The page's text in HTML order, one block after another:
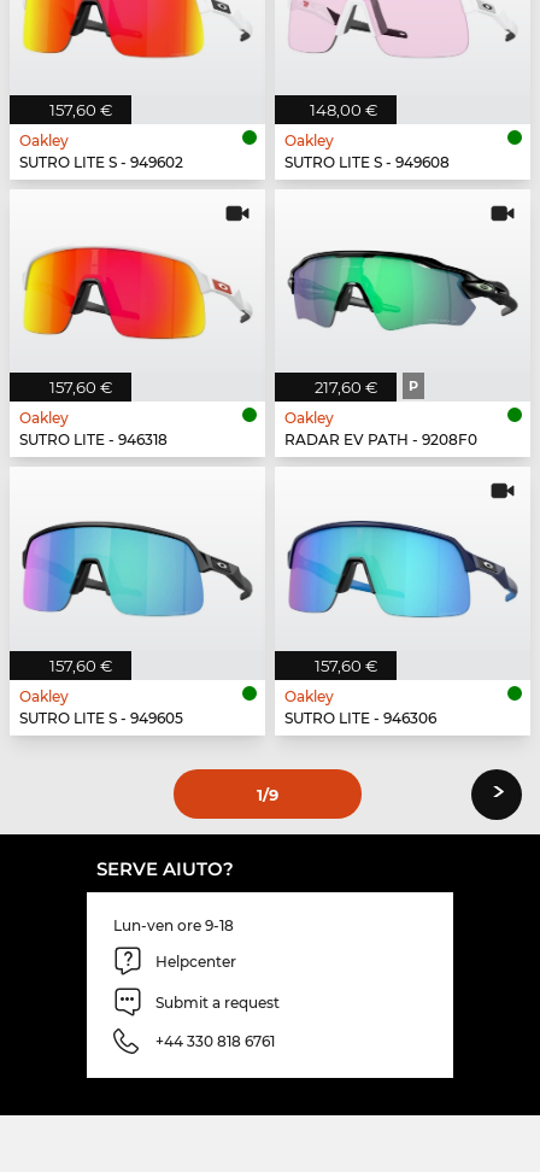
157,60 €
Oakley
SUTRO LITE S - 949602
148,00 €
Oakley
SUTRO LITE S - 949608
157,60 €
Oakley
SUTRO LITE - 946318
217,60 € P
Oakley
RADAR EV PATH - 9208F0
157,60 €
Oakley
SUTRO LITE S - 949605
157,60 €
Oakley
SUTRO LITE - 946306
1/9 ›
SERVE AIUTO?
Lun-ven ore 9-18
Helpcenter
Submit a request
+44 330 818 6761